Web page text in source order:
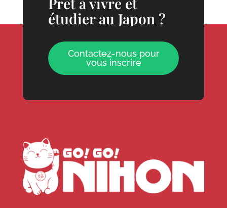
étudier au Japon ?
Contactez-nous pour
vous inscrire